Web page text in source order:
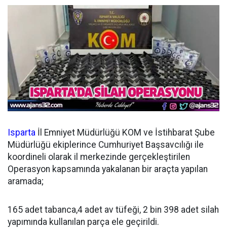
Isparta İl Emniyet Müdürlüğü KOM ve İstihbarat Şube
Müdürlüğü ekiplerince Cumhuriyet Başsavcılığı ile
koordineli olarak il merkezinde gerçekleştirilen
Operasyon kapsamında yakalanan bir araçta yapılan
aramada;
165 adet tabanca,4 adet av tüfeği, 2 bin 398 adet silah
yapımında kullanılan parça ele geçirildi.